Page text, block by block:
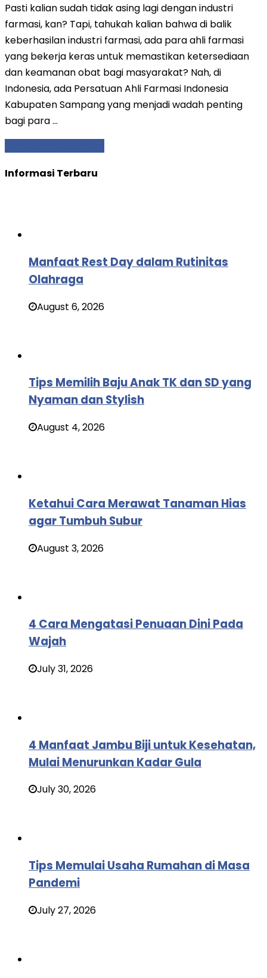
Pasti kalian sudah tidak asing lagi dengan industri
farmasi, kan? Tapi, tahukah kalian bahwa di balik
keberhasilan industri farmasi, ada para ahli farmasi
yang bekerja keras untuk memastikan ketersediaan
dan keamanan obat bagi masyarakat? Nah, di
Indonesia, ada Persatuan Ahli Farmasi Indonesia
Kabupaten Sampang yang menjadi wadah penting
bagi para …
Informasi Terbaru
Manfaat Rest Day dalam Rutinitas
Olahraga
August 6, 2026
Tips Memilih Baju Anak TK dan SD yang
Nyaman dan Stylish
August 4, 2026
Ketahui Cara Merawat Tanaman Hias
agar Tumbuh Subur
August 3, 2026
4 Cara Mengatasi Penuaan Dini Pada
Wajah
July 31, 2026
4 Manfaat Jambu Biji untuk Kesehatan,
Mulai Menurunkan Kadar Gula
July 30, 2026
Tips Memulai Usaha Rumahan di Masa
Pandemi
July 27, 2026